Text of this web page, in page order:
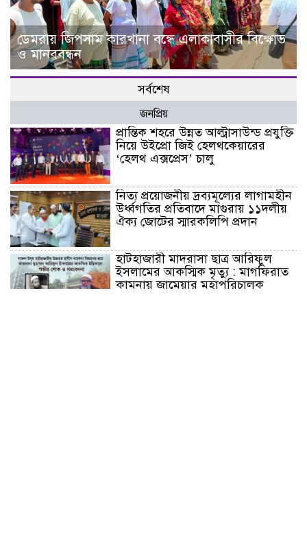
ডেমরায় জিপসাম কারখানা বন্ধে এলাকাবাসীর বিক্ষোভ
ও মানববন্ধন
সর্বশেষ
জনপ্রিয়
প্রান্তিক শহরে উন্নত আল্ট্রাসাউন্ড প্রযুক্তি
নিয়ে উইপ্রো জিই হেলথকেয়ারের
‘হেলথ এক্সপ্রেস’ চালু
নিত্য প্রয়োজনীয় দ্রব্যমূল্যের লাগামহীন
উর্ধ্বগতির প্রতিবাদে মাগুরায় ১১দলীয়
ঐক্য জোটের স্মারকলিপি প্রদান
হাটহাজারী মাদরাসা ছাত্র আরিফুল
ইসলামের আকস্মিক মৃত্যু : মাগফিরাত
কামনায় জামেয়ার মহাপরিচালক